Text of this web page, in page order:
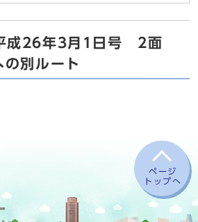
成26年3月1日号 2面
別ルート
ページ
トップへ